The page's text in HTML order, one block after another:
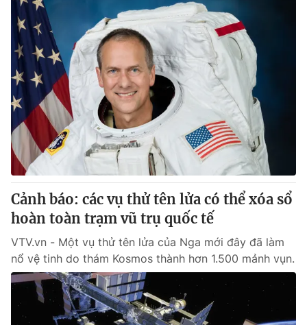
Cảnh báo: các vụ thử tên lửa có thể xóa sổ
hoàn toàn trạm vũ trụ quốc tế
VTV.vn - Một vụ thử tên lửa của Nga mới đây đã làm
nổ vệ tinh do thám Kosmos thành hơn 1.500 mảnh vụn.